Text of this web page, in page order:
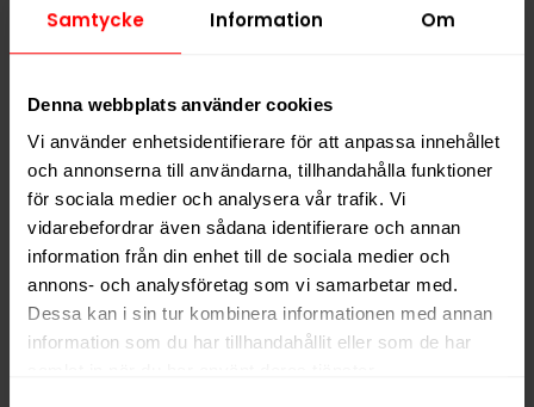
Samtycke Information Om
Denna webbplats använder cookies
Vi använder enhetsidentifierare för att anpassa innehållet
och annonserna till användarna, tillhandahålla funktioner
för sociala medier och analysera vår trafik. Vi
vidarebefordrar även sådana identifierare och annan
information från din enhet till de sociala medier och
annons- och analysföretag som vi samarbetar med.
Dessa kan i sin tur kombinera informationen med annan
information som du har tillhandahållit eller som de har
användning. Kombinationen av fruktiga och kryddiga
Hitta alla produkter frånLOOP
Alla produkter med smakenFrukt
PRODUKTINFORMATION
Typ
Vitt Snus